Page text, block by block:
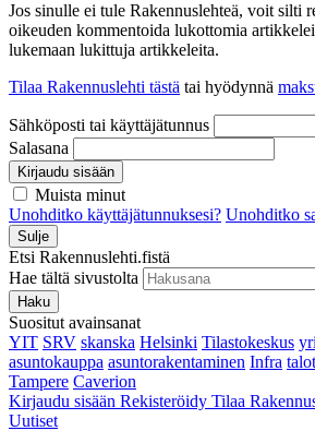
Jos sinulle ei tule Rakennuslehteä, voit silti
oikeuden kommentoida lukottomia
lukemaan lukittuja artikkeleita.
Tilaa Rakennuslehti tästä tai hyödynnä
Sähköposti tai käyttäjätunnus
Salasana
Kirjaudu sisään
Muista minut
Unohditko käyttäjätunnuksesi? Unohditko
Sulje
Etsi Rakennuslehti.fistä
Hae tältä sivustolta
Haku
Suositut avainsanat
YIT SRV skanska Helsinki Tilastokeskus
asuntokauppa asuntorakentaminen Infra
Tampere Caverion
Kirjaudu sisään Rekisteröidy Tilaa
Uutiset